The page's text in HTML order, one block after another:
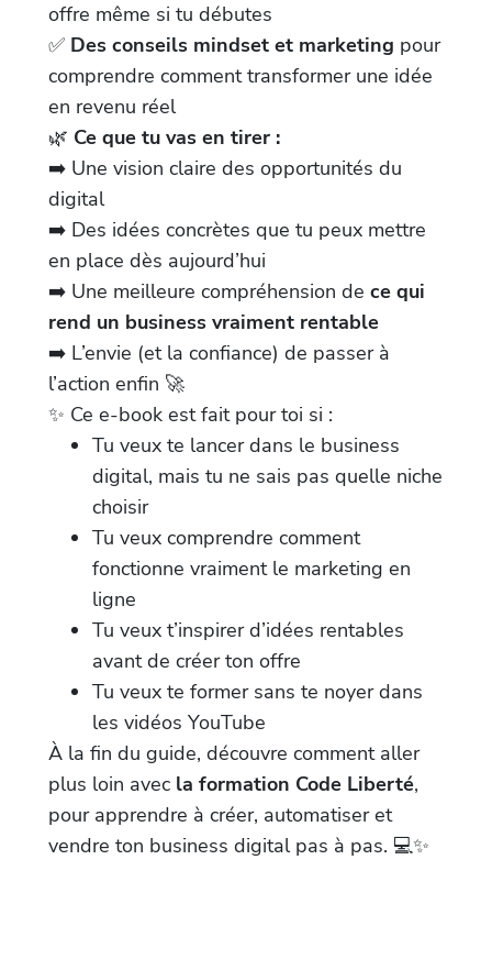
offre même si tu débutes
✅ Des conseils mindset et marketing pour
comprendre comment transformer une idée
en revenu réel
🌿 Ce que tu vas en tirer :
➡️ Une vision claire des opportunités du
digital
➡️ Des idées concrètes que tu peux mettre
en place dès aujourd’hui
➡️ Une meilleure compréhension de ce qui
rend un business vraiment rentable
➡️ L’envie (et la confiance) de passer à
l’action enfin 🚀
✨ Ce e-book est fait pour toi si :
Tu veux te lancer dans le business
digital, mais tu ne sais pas quelle niche
choisir
Tu veux comprendre comment
fonctionne vraiment le marketing en
ligne
Tu veux t’inspirer d’idées rentables
avant de créer ton offre
Tu veux te former sans te noyer dans
les vidéos YouTube
À la fin du guide, découvre comment aller
plus loin avec la formation Code Liberté,
pour apprendre à créer, automatiser et
vendre ton business digital pas à pas. 💻✨